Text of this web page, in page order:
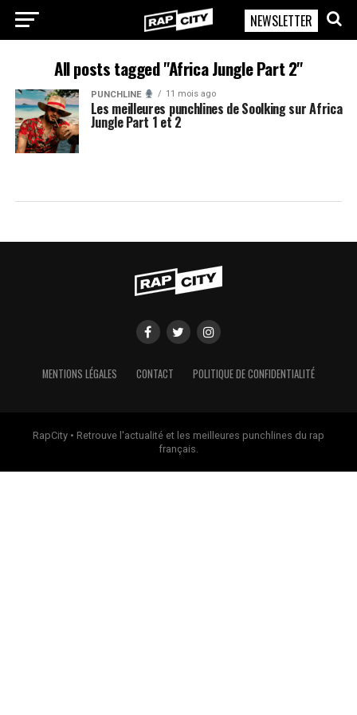
RapCity
NEWSLETTER
All posts tagged "Africa Jungle Part 2"
PUNCHLINE 11 mois ago
Les meilleures punchlines de Soolking sur Africa
Jungle Part 1 et 2
MENTIONS LÉGALES CONTACT POLITIQUE DE CONFIDENTIALITÉ
RapCity • Retrouve l'actualité et les meilleures punchlines du rap
français.